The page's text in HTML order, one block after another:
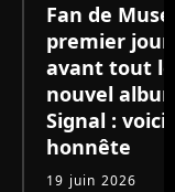
Fan de
premier
avant tout
nouvel
Signal : voici
honnête
19 juin 2026